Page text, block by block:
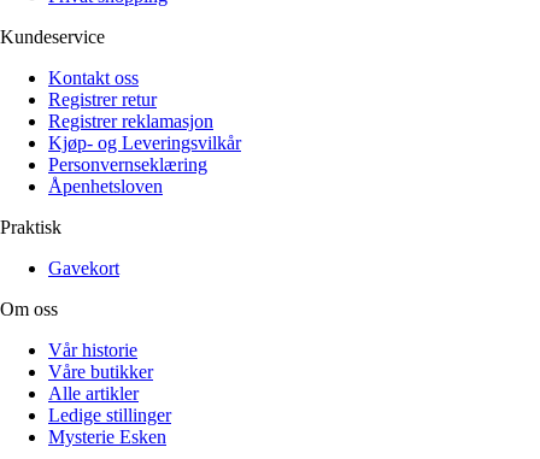
Kundeservice
Kontakt oss
Registrer retur
Registrer reklamasjon
Kjøp- og Leveringsvilkår
Personvernseklæring
Åpenhetsloven
Praktisk
Gavekort
Om oss
Vår historie
Våre butikker
Alle artikler
Ledige stillinger
Mysterie Esken